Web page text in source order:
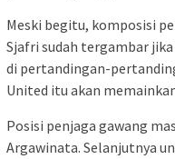
Meski begitu, komposisi
Sjafri sudah tergambar
di pertandingan-
United itu akan
Posisi penjaga gawang
Argawinata. Selanjutnya